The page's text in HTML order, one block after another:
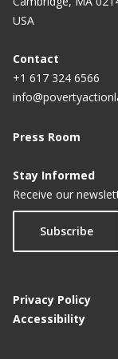
USA
Contact
+1 617 324 6566
Press Room
Stay Informed
Receive our
Subscribe
Privacy Policy
Accessibility